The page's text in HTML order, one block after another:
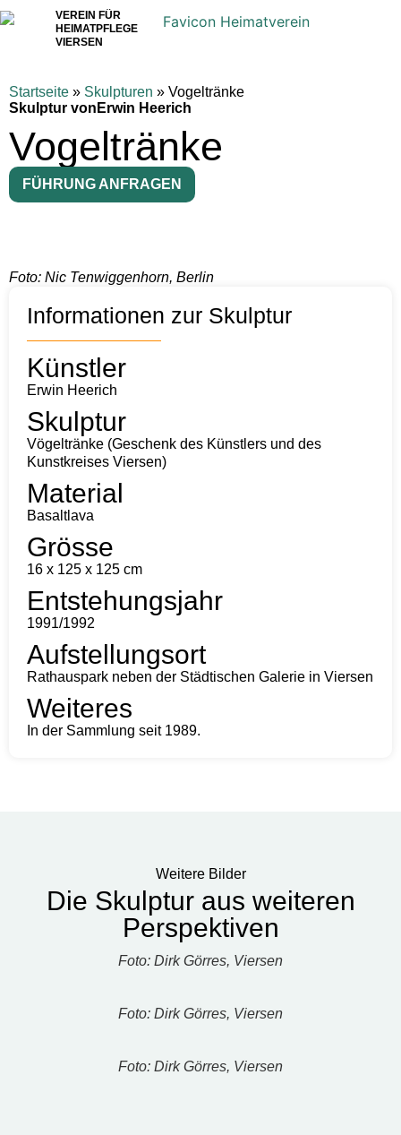
VEREIN FÜR
HEIMATPFLEGE
VIERSEN
Startseite » Skulpturen » Vogeltränke
Skulptur von Erwin Heerich
Vogeltränke
FÜHRUNG ANFRAGEN
Foto: Nic Tenwiggenhorn, Berlin
Informationen zur Skulptur
Künstler
Erwin Heerich
Skulptur
Vögeltränke (Geschenk des Künstlers und des
Kunstkreises Viersen)
Material
Basaltlava
Grösse
16 x 125 x 125 cm
Entstehungsjahr
1991/1992
Aufstellungsort
Rathauspark neben der Städtischen Galerie in Viersen
Weiteres
In der Sammlung seit 1989.
Weitere Bilder
Die Skulptur aus weiteren
Perspektiven
Foto: Dirk Görres, Viersen
Foto: Dirk Görres, Viersen
Foto: Dirk Görres, Viersen